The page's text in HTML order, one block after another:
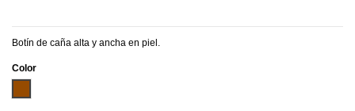
Botín de caña alta y ancha en piel.
Color